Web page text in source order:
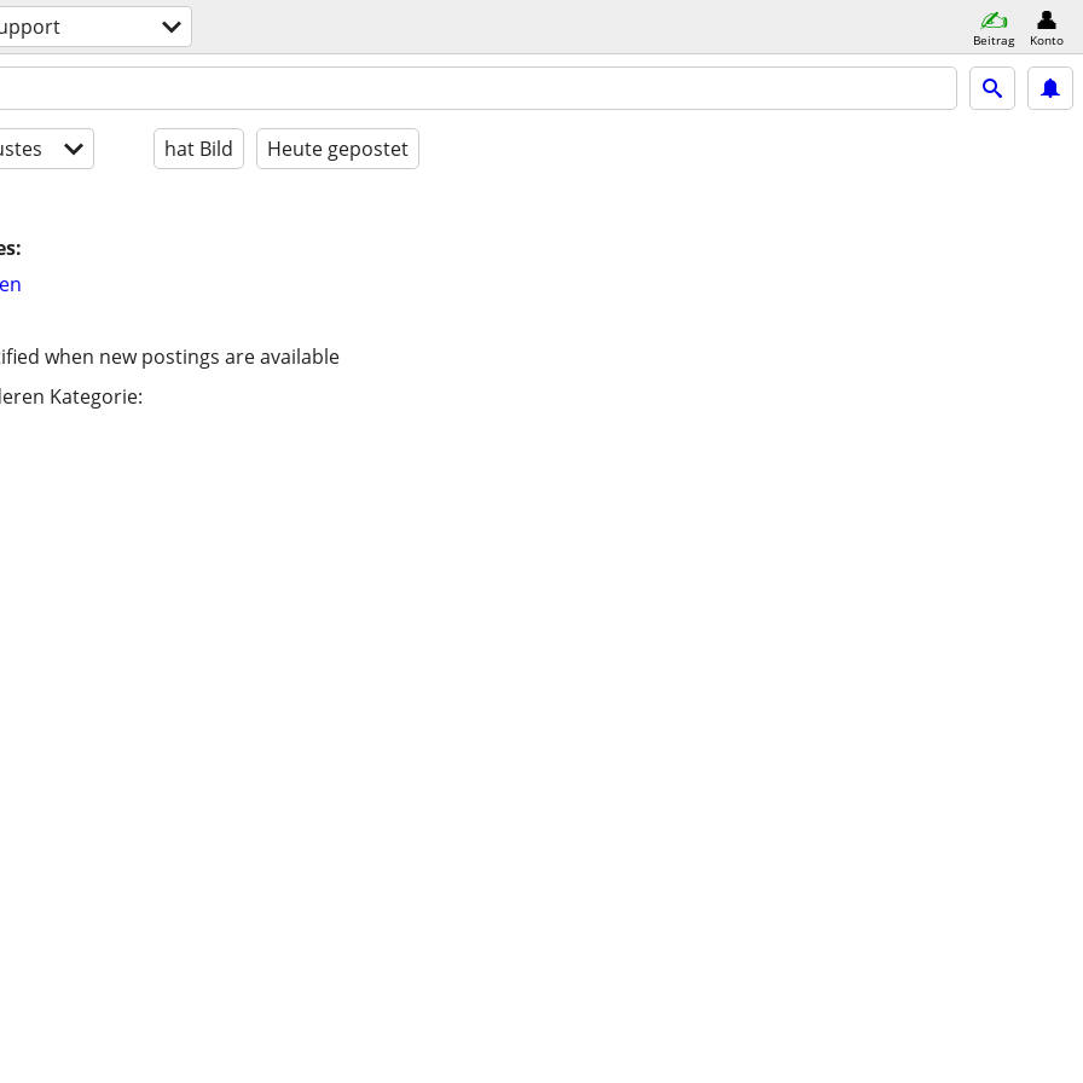
Beitrag Konto
hat Bild Heute gepostet
when new postings are available
Kategorie: